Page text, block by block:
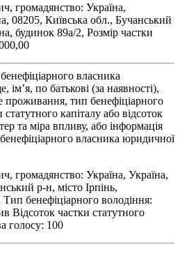
громадянство: Україна,
08205, Київська обл., Бучанський
будинок 89а/2, Розмір частки
власника
по батькові (за наявності),
проживання, тип бенефіціарного
капіталу або відсоток
та міра впливу, або інформація
власника юридичної
громадянство: Україна, Україна,
р-н, місто Ірпінь,
бенефіціарного володіння:
Відсоток частки статутного
голосу: 100